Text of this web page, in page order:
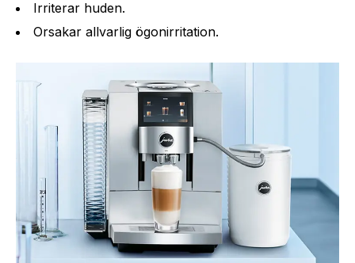
Irriterar huden.
Orsakar allvarlig ögonirritation.